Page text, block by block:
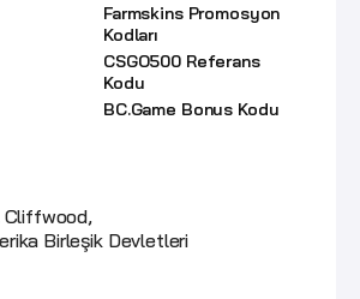
Farmskins Promosyon
Kodları
CSGO500 Referans
Kodu
BC.Game Bonus Kodu
Cliffwood,
Birleşik Devletleri